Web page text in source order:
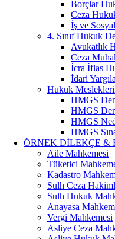
Borçlar
Ceza
İş ve
4. Sınıf Hukuk
Avukatlık
Ceza
İcra İflas
İdari
Hukuk
HMGS
HMGS
HMGS
HMGS
ÖRNEK DILEKÇE &
Aile Mahkemesi
Tüketici
Kadastro
Sulh Ceza
Sulh Hukuk
Anayasa
Vergi Mahkemesi
Asliye Ceza